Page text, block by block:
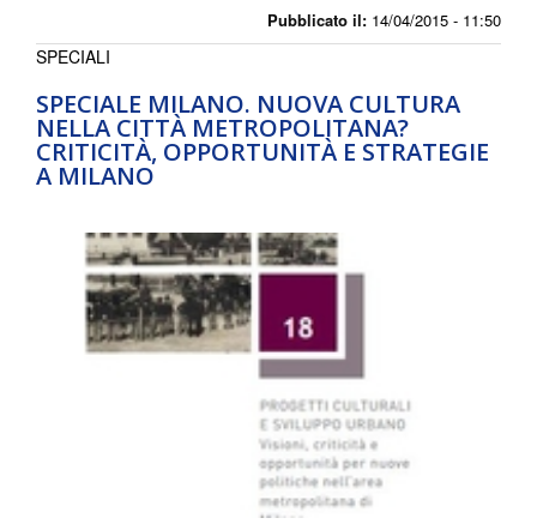
Pubblicato il: 14/04/2015 - 11:50
SPECIALE MILANO. NUOVA CULTURA
NELLA CITTÀ METROPOLITANA?
CRITICITÀ, OPPORTUNITÀ E STRATEGIE
A MILANO
SPECIALI